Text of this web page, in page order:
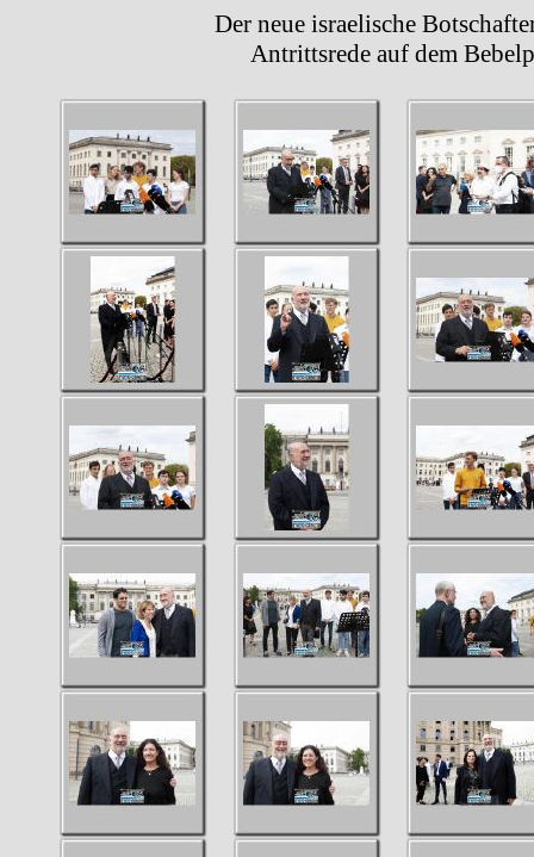
Der neue israelische Botschafter
Antrittsrede auf dem Bebelplatz